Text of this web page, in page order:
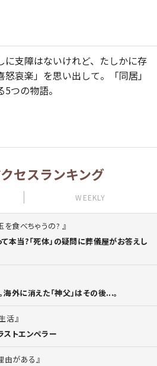
に支障はないけれど、たしかに存
怒哀楽」を思い出して。「同居」
5つの物語。
セスランキング
WEEKLY
を食べちゃうの?
本当?「死体」の疑問に葬儀屋がお答えし
外に消えた「神父」はその後...。
活
ストエンペラー
由がある